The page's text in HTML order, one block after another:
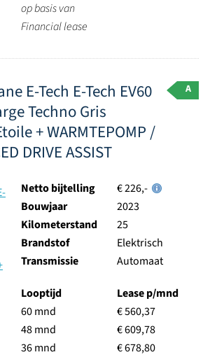
op basis van
Financial lease
E-Tech E-Tech EV60
Techno Gris
+ WARMTEPOMP /
DRIVE ASSIST
A
Netto bijtelling
€ 226,-
Bouwjaar
2023
Kilometerstand
25
Brandstof
Elektrisch
Transmissie
Automaat
Looptijd
60 mnd
48 mnd
36 mnd
Lease p/mnd
€ 560,37
€ 609,78
€ 678,80